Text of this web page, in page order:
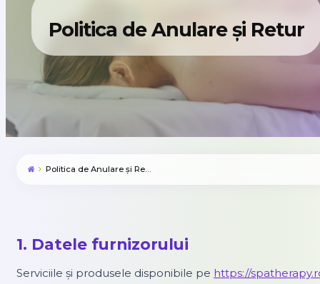
Politica de Anulare și Retur
Politica de Anulare și Retur
1. Datele furnizorului
Serviciile și produsele disponibile pe https://